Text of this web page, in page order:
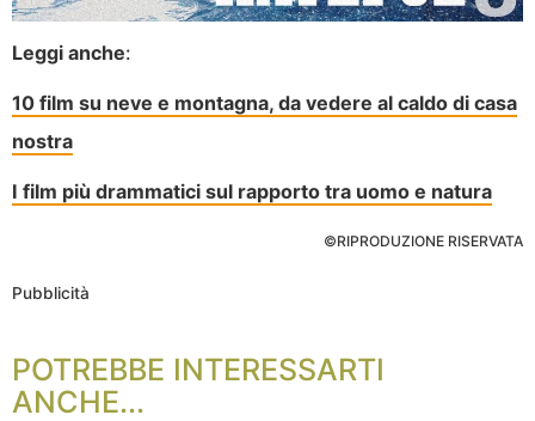
Leggi anche:
10 film su neve e montagna, da vedere al caldo di casa
nostra
I film più drammatici sul rapporto tra uomo e natura
©RIPRODUZIONE RISERVATA
Pubblicità
POTREBBE INTERESSARTI
ANCHE...